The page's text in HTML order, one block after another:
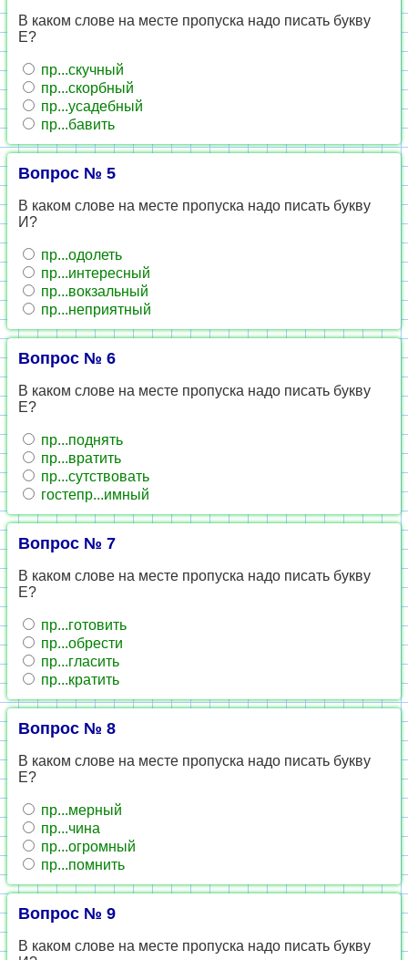
В каком слове на месте пропуска надо писать букву
Е?
пр...скучный
пр...скорбный
пр...усадебный
пр...бавить
Вопрос № 5
В каком слове на месте пропуска надо писать букву
И?
пр...одолеть
пр...интересный
пр...вокзальный
пр...неприятный
Вопрос № 6
В каком слове на месте пропуска надо писать букву
Е?
пр...поднять
пр...вратить
пр...сутствовать
гостепр...имный
Вопрос № 7
В каком слове на месте пропуска надо писать букву
Е?
пр...готовить
пр...обрести
пр...гласить
пр...кратить
Вопрос № 8
В каком слове на месте пропуска надо писать букву
Е?
пр...мерный
пр...чина
пр...огромный
пр...помнить
Вопрос № 9
В каком слове на месте пропуска надо писать букву